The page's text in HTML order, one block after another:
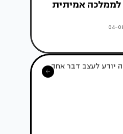
לממלכה אמיתית
04-